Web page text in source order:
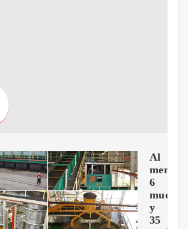
Al
menos
6
y
35